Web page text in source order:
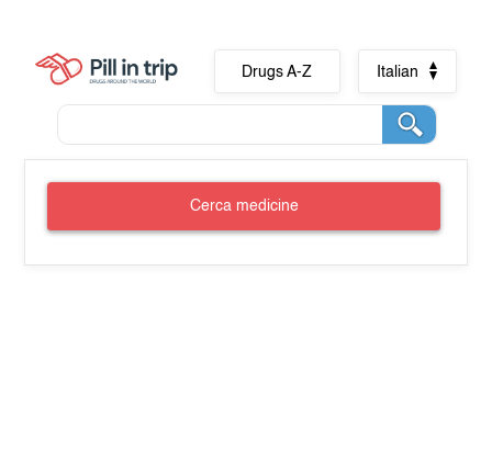
Drugs A-Z Italian
Cerca medicine